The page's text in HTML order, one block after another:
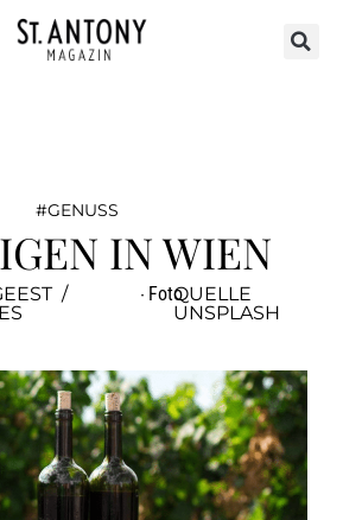
GENUSS
IN WIEN
/
· FotoQUELLE
UNSPLASH